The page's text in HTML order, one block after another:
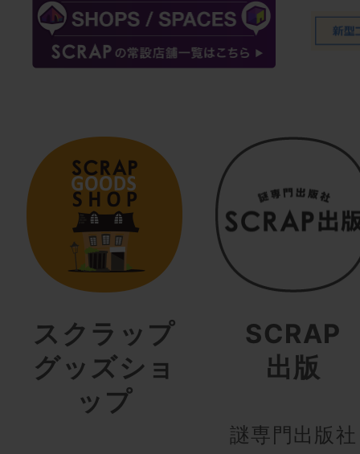
スクラップ
グッズショ
ップ
SCRAP
出版
謎専門出版社